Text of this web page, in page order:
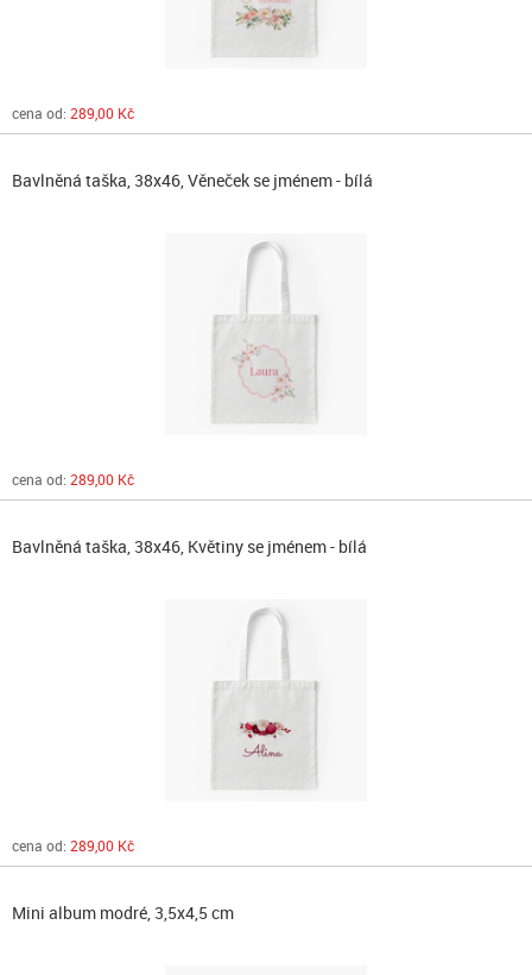
cena od: 289,00 Kč
Bavlněná taška, 38x46, Věneček se jménem - bílá
cena od: 289,00 Kč
Bavlněná taška, 38x46, Květiny se jménem - bílá
cena od: 289,00 Kč
Mini album modré, 3,5x4,5 cm